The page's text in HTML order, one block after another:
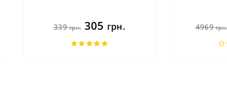
339грн.305 грн. 4969